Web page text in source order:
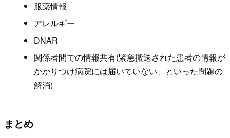
服薬情報
アレルギー
DNAR
関係者間での情報共有(緊急搬送された患者の情報が
かかりつけ病院には届いていない、といった問題の
解消)
まとめ